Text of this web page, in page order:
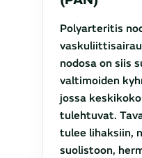
Polyarteritis
nodosa on siis
valtimoiden
jossa
tulehtuvat.
tulee lihaksiin,
suolistoon,